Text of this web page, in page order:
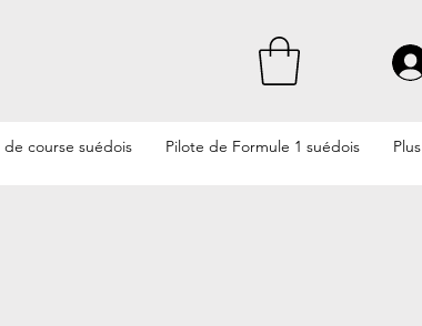
de course suédois Pilote de Formule 1 suédois Plus